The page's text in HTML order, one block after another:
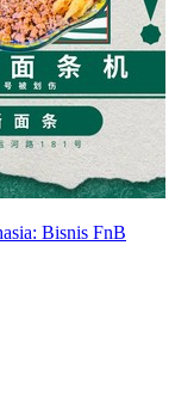
Bisnis FnB